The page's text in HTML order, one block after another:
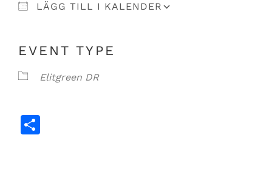
LÄGG TILL I KALENDER
EVENT TYPE
Elitgreen DR